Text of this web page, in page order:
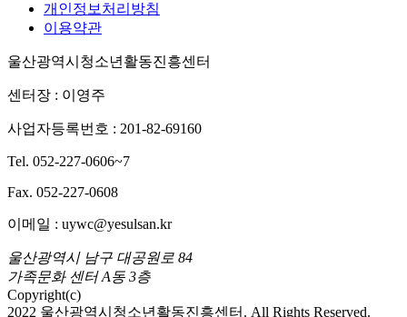
개인정보처리방침
이용약관
울산광역시청소년활동진흥센터
센터장 : 이영주
사업자등록번호 : 201-82-69160
Tel. 052-227-0606~7
Fax. 052-227-0608
이메일 : uywc@yesulsan.kr
울산광역시 남구 대공원로 84
가족문화 센터 A동 3층
Copyright(c)
2022 울산광역시청소년활동진흥센터. All Rights Reserved.